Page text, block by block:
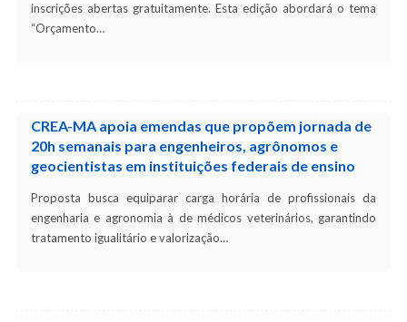
inscrições abertas gratuitamente. Esta edição abordará o tema
“Orçamento…
CREA-MA apoia emendas que propõem jornada de
20h semanais para engenheiros, agrônomos e
geocientistas em instituições federais de ensino
Proposta busca equiparar carga horária de profissionais da
engenharia e agronomia à de médicos veterinários, garantindo
tratamento igualitário e valorização…